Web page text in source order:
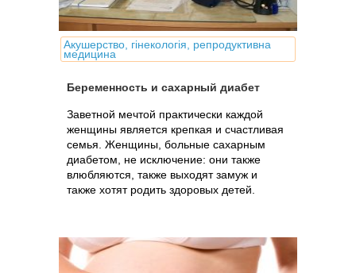
Акушерство, гінекологія, репродуктивна
медицина
Беременность и сахарный диабет
Заветной мечтой практически каждой
женщины является крепкая и счастливая
семья. Женщины, больные сахарным
диабетом, не исключение: они также
влюбляются, также выходят замуж и
также хотят родить здоровых детей.